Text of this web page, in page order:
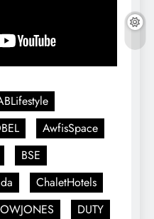
AwfisSpace
BSE
ChaletHotels
DUTY